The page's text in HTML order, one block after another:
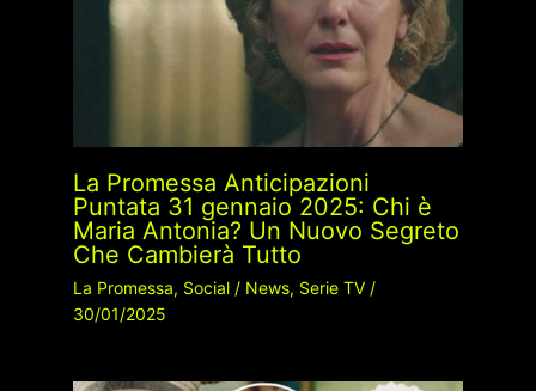
La Promessa Anticipazioni
Puntata 31 gennaio 2025: Chi è
Maria Antonia? Un Nuovo Segreto
Che Cambierà Tutto
La Promessa, Social/ News, Serie TV/
30/01/2025